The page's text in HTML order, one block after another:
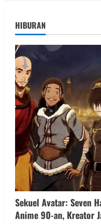
HIBURAN
Sekuel Avatar: Seven
Anime 90-an, Kreator